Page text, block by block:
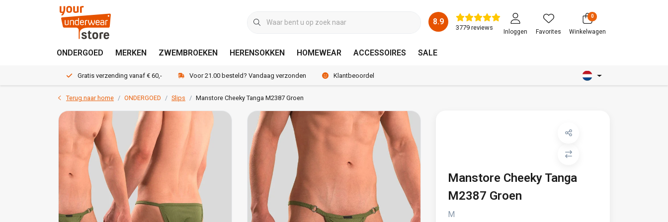
8.9
3779 reviews
Inloggen Favorites
0
Winkelwagen
ONDERGOED MERKEN ZWEMBROEKEN HERENSOKKEN HOMEWEAR ACCESSOIRES SALE
Gratis verzending vanaf € 60,- Voor 21.00 besteld? Vandaag verzonden Klantbeoordeling 8.9 / 10
Terug naar home ONDERGOED Slips Manstore Cheeky Tanga M2387 Groen
Manstore Cheeky Tanga
M2387 Groen
M